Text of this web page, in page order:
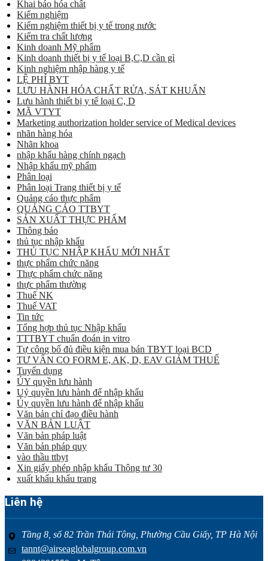
Khai báo hóa chất
Kiểm nghiệm
Kiểm nghiệm thiết bị y tế trong nước
Kiểm tra chất lượng
Kinh doanh Mỹ phẩm
Kinh doanh thiết bị y tế loại B,C,D cần gì
Kinh nghiệm nhập hàng y tế
LỆ PHÍ BYT
LƯU HÀNH HÓA CHẤT RỬA, SÁT KHUẨN
Lưu hành thiết bị y tế loại C, D
MÃ VTYT
Marketing authorization holder service of Medical devices
nhãn hàng hóa
Nhãn khoa
nhập khẩu hàng chính ngạch
Nhập khẩu mỹ phẩm
Phân loại
Phân loại Trang thiết bị y tế
Quảng cáo thực phẩm
QUẢNG CÁO TTBYT
SẢN XUẤT THỰC PHẨM
Thông báo
thủ tục nhập khẩu
THỦ TỤC NHẬP KHẨU MỚI NHẤT
thực phẩm chức năng
Thực phẩm chức năng
thực phẩm thường
Thuế NK
Thuế VAT
Tin tức
Tổng hợp thủ tục Nhập khẩu
TTTBYT chuẩn đoán in vitro
Tự công bố đủ điều kiện mua bán TBYT loại BCD
TƯ VẤN CO FORM E, AK, D, EAV GIẢM THUẾ
Tuyển dụng
ỦY quyền lưu hành
Uỷ quyền lưu hành để nhập khẩu
Ủy quyền lưu hành để nhập khẩu
Văn bản chỉ đạo điều hành
VĂN BẢN LUẬT
Văn bản pháp luật
Văn bản pháp quy
vào thầu ttbyt
Xin giấy phép nhập khẩu Thông tư 30
xuất khẩu khẩu trang
Liên hệ
Tầng 8, số 82 Trần Thái Tông, Phường Cầu Giấy, TP Hà Nội
tannt@airseaglobalgroup.com.vn